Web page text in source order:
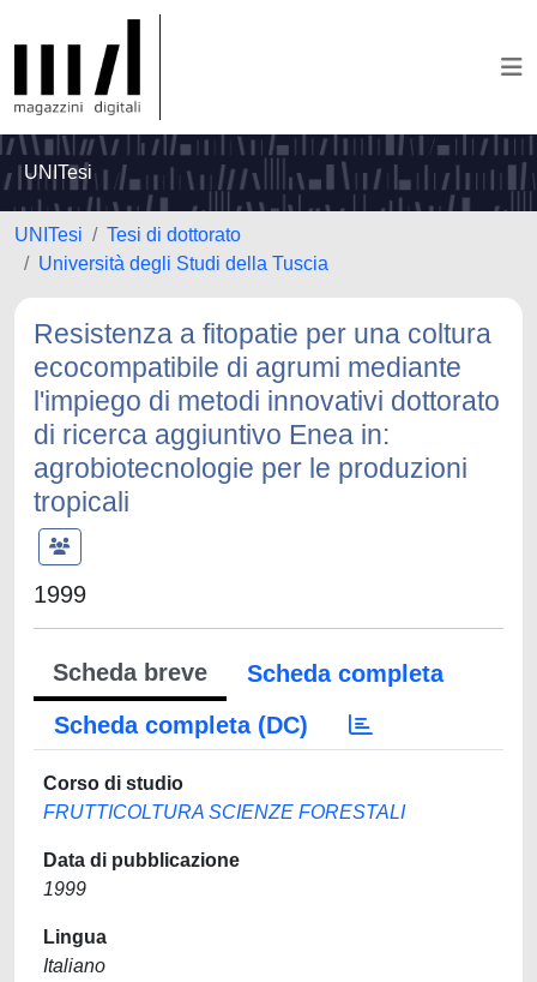
UNITesi
UNITesi
Tesi di dottorato
Università degli Studi della Tuscia
Resistenza a fitopatie per una coltura
ecocompatibile di agrumi mediante
l'impiego di metodi innovativi dottorato
di ricerca aggiuntivo Enea in:
agrobiotecnologie per le produzioni
tropicali
1999
Scheda breve
Scheda completa
Scheda completa (DC)
Corso di studio
FRUTTICOLTURA SCIENZE FORESTALI
Data di pubblicazione
1999
Lingua
Italiano